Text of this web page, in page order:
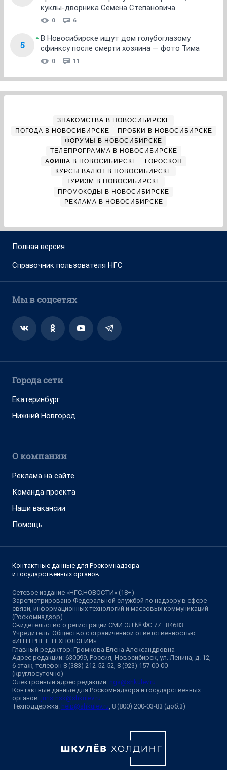
куклы-дворника Семена Степановича
0 6
5
В Новосибирске ищут дом голубоглазому
сфинксу после смерти хозяина — фото Тима
0 11
ЗНАКОМСТВА В НОВОСИБИРСКЕ
ПОГОДА В НОВОСИБИРСКЕ
ПРОБКИ В НОВОСИБИРСКЕ
ФОРУМЫ В НОВОСИБИРСКЕ
ТЕЛЕПРОГРАММА В НОВОСИБИРСКЕ
АФИША В НОВОСИБИРСКЕ
ГОРОСКОП
КУРСЫ ВАЛЮТ В НОВОСИБИРСКЕ
ТУРИЗМ В НОВОСИБИРСКЕ
ПРОМОКОДЫ В НОВОСИБИРСКЕ
РЕКЛАМА В НОВОСИБИРСКЕ
Полная версия
Справочник пользователя НГС
Мы в соцсетях
Города сети
Екатеринбург
Нижний Новгород
О компании
Реклама на сайте
Команда проекта
Наши вакансии
Помощь
Контактные данные для Роскомнадзора
и государственных органов
Сетевое издание «НГС.НОВОСТИ» (18+)
Зарегистрировано Федеральной службой по надзору в сфере
связи, информационных технологий и массовых коммуникаций
(Роскомнадзор)
Свидетельство о регистрации СМИ ЭЛ № ФС 77—84683
Учредитель: Общество с ограниченной ответственностью
«ИНТЕРНЕТ ТЕХНОЛОГИИ»
Главный редактор: Громкова Елена Александровна
Адрес редакции: 630099, Россия, Новосибирск, ул. Ленина, д. 12,
6 этаж, телефон 8 (383) 212-52-52, 8 (923) 157-00-00
(круглосуточно)
Электронный адрес редакции: ngs@shkulev.ru
Контактные данные для Роскомнадзора и государственных
органов: juristnsk@shkulev.ru
Техподдержка: help@shkulev.ru, 8 (800) 200-03-83 (доб.3)